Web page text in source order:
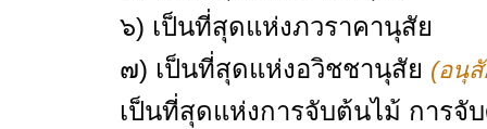
๖) เป็นที่สุดแห่งภวราคานุสัย
๗) เป็นที่สุดแห่งอวิชชานุสัย (อนุ
เป็นที่สุดแห่งการจับต้นไม้ การจั